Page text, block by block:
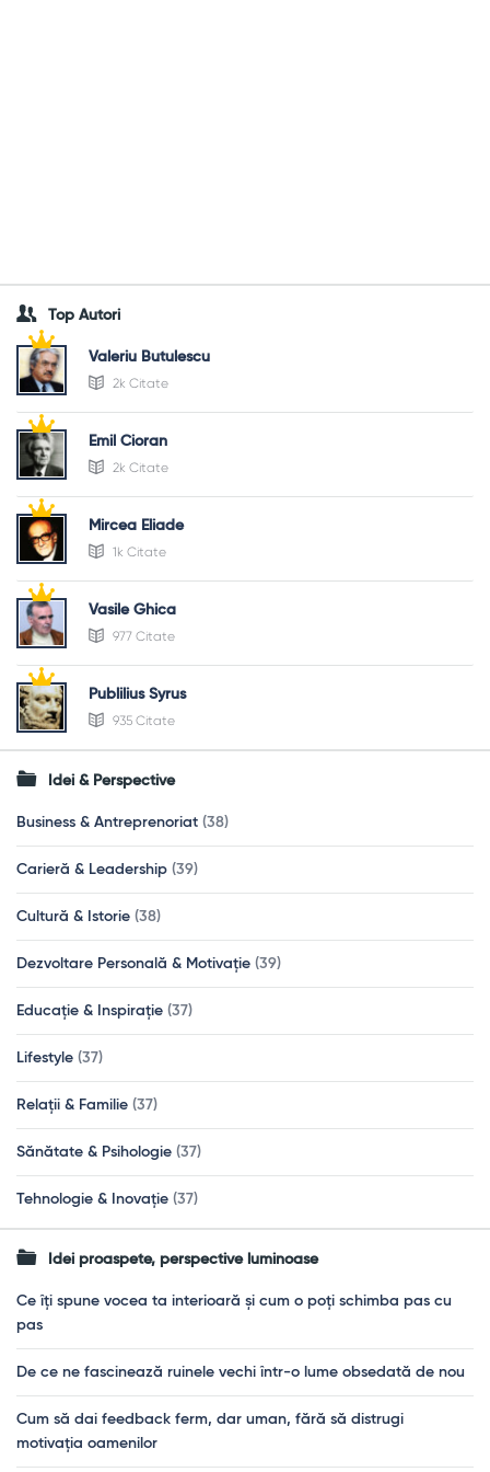
Top Autori
Valeriu Butulescu
2k Citate
Emil Cioran
2k Citate
Mircea Eliade
1k Citate
Vasile Ghica
977 Citate
Publilius Syrus
935 Citate
Idei & Perspective
Business & Antreprenoriat (38)
Carieră & Leadership (39)
Cultură & Istorie (38)
Dezvoltare Personală & Motivație (39)
Educație & Inspirație (37)
Lifestyle (37)
Relații & Familie (37)
Sănătate & Psihologie (37)
Tehnologie & Inovație (37)
Idei proaspete, perspective luminoase
Ce îți spune vocea ta interioară și cum o poți schimba pas cu
pas
De ce ne fascinează ruinele vechi într-o lume obsedată de nou
Cum să dai feedback ferm, dar uman, fără să distrugi
motivația oamenilor